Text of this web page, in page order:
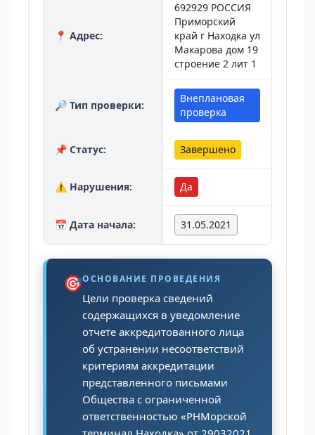
📍 Адрес:
692929 РОССИЯ
Приморский
край г Находка ул
Макарова дом 19
строение 2 лит 1
🔎 Тип проверки:
Внеплановая
проверка
📌 Статус: Завершено
⚠️ Нарушения: Да
📅 Дата начала: 31.05.2021
🎯ОСНОВАНИЕ ПРОВЕДЕНИЯ
Цели проверка сведений
содержащихся в уведомление
отчете аккредитованного лица
об устранении несоответствий
критериям аккредитации
представленного письмами
Общества с ограниченной
ответственностью «РНМорской